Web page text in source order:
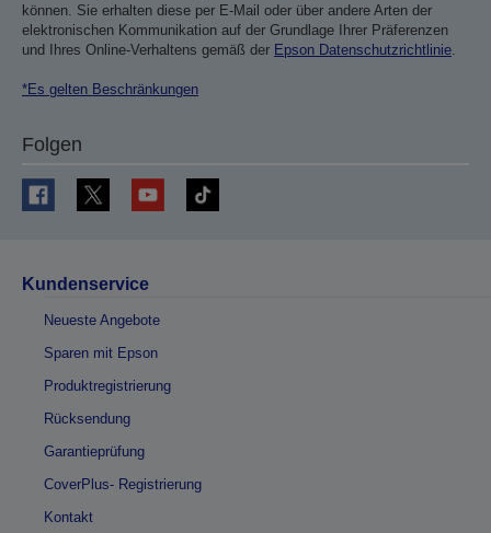
können. Sie erhalten diese per E-Mail oder über andere Arten der
elektronischen Kommunikation auf der Grundlage Ihrer Präferenzen
und Ihres Online-Verhaltens gemäß der Epson Datenschutzrichtlinie.
*Es gelten Beschränkungen
Folgen
Kundenservice
Neueste Angebote
Sparen mit Epson
Produktregistrierung
Rücksendung
Garantieprüfung
CoverPlus- Registrierung
Kontakt